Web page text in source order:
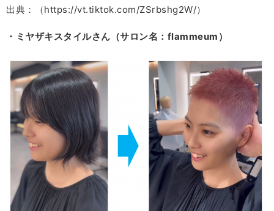
出典：（https://vt.tiktok.com/ZSrbshg2W/）
・ミヤザキスタイルさん（サロン名：flammeum）